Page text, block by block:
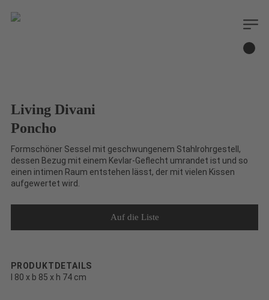
Living Divani
Poncho
Formschöner Sessel mit geschwungenem Stahlrohrgestell,
dessen Bezug mit einem Kevlar-Geflecht umrandet ist und so
einen intimen Raum entstehen lässt, der mit vielen Kissen
aufgewertet wird.
PRODUKTDETAILS
l 80 x b 85 x h 74 cm